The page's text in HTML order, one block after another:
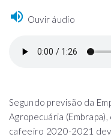
Ouvir áudio
Segundo previsão da
Agropecuária
cafeeiro 2020-2021